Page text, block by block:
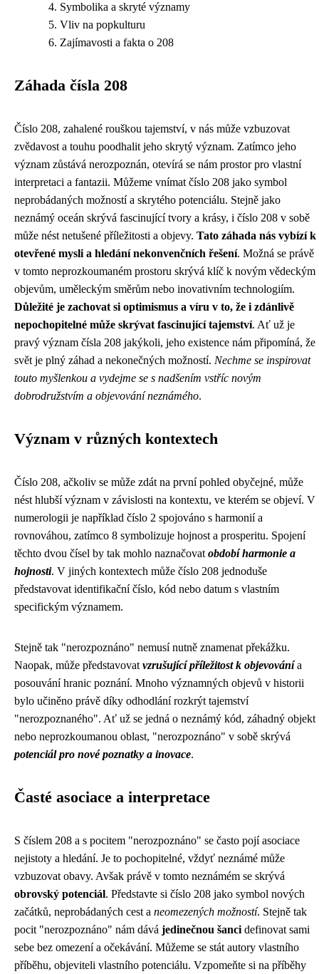
Symbolika a skryté významy
Vliv na popkulturu
Zajímavosti a fakta o 208
Záhada čísla 208
Číslo 208, zahalené rouškou tajemství, v nás může vzbuzovat
zvědavost a touhu poodhalit jeho skrytý význam. Zatímco jeho
význam zůstává nerozpoznán, otevírá se nám prostor pro vlastní
interpretaci a fantazii. Můžeme vnímat číslo 208 jako symbol
neprobádaných možností a skrytého potenciálu. Stejně jako
neznámý oceán skrývá fascinující tvory a krásy, i číslo 208 v sobě
může nést netušené příležitosti a objevy. Tato záhada nás vybízí k
otevřené mysli a hledání nekonvenčních řešení. Možná se právě
v tomto neprozkoumaném prostoru skrývá klíč k novým vědeckým
objevům, uměleckým směrům nebo inovativním technologiím.
Důležité je zachovat si optimismus a víru v to, že i zdánlivě
nepochopitelné může skrývat fascinující tajemství. Ať už je
pravý význam čísla 208 jakýkoli, jeho existence nám připomíná, že
svět je plný záhad a nekonečných možností. Nechme se inspirovat
touto myšlenkou a vydejme se s nadšením vstříc novým
dobrodružstvím a objevování neznámého.
Význam v různých kontextech
Číslo 208, ačkoliv se může zdát na první pohled obyčejné, může
nést hlubší význam v závislosti na kontextu, ve kterém se objeví. V
numerologii je například číslo 2 spojováno s harmonií a
rovnováhou, zatímco 8 symbolizuje hojnost a prosperitu. Spojení
těchto dvou čísel by tak mohlo naznačovat období harmonie a
hojnosti. V jiných kontextech může číslo 208 jednoduše
představovat identifikační číslo, kód nebo datum s vlastním
specifickým významem.
Stejně tak "nerozpoznáno" nemusí nutně znamenat překážku.
Naopak, může představovat vzrušující příležitost k objevovánía
posouvání hranic poznání. Mnoho významných objevů v historii
bylo učiněno právě díky odhodlání rozkrýt tajemství
"nerozpoznaného". Ať už se jedná o neznámý kód, záhadný objekt
nebo neprozkoumanou oblast, "nerozpoznáno" v sobě skrývá
potenciál pro nové poznatky a inovace.
Časté asociace a interpretace
S číslem 208 a s pocitem "nerozpoznáno" se často pojí asociace
nejistoty a hledání. Je to pochopitelné, vždyť neznámé může
vzbuzovat obavy. Avšak právě v tomto neznámém se skrývá
obrovský potenciál. Představte si číslo 208 jako symbol nových
začátků, neprobádaných cest a neomezených možností. Stejně tak
pocit "nerozpoznáno" nám dává jedinečnou šanci definovat sami
sebe bez omezení a očekávání. Můžeme se stát autory vlastního
příběhu, objeviteli vlastního potenciálu. Vzpomeňte si na příběhy